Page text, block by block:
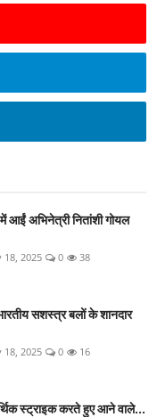
आईं अभिनेत्री नितांशी गोयल
18, 2025 0 38
सशस्त्र बलों के शानदार
18, 2025 0 16
स्ट्राइक करते हुए आने वाले...